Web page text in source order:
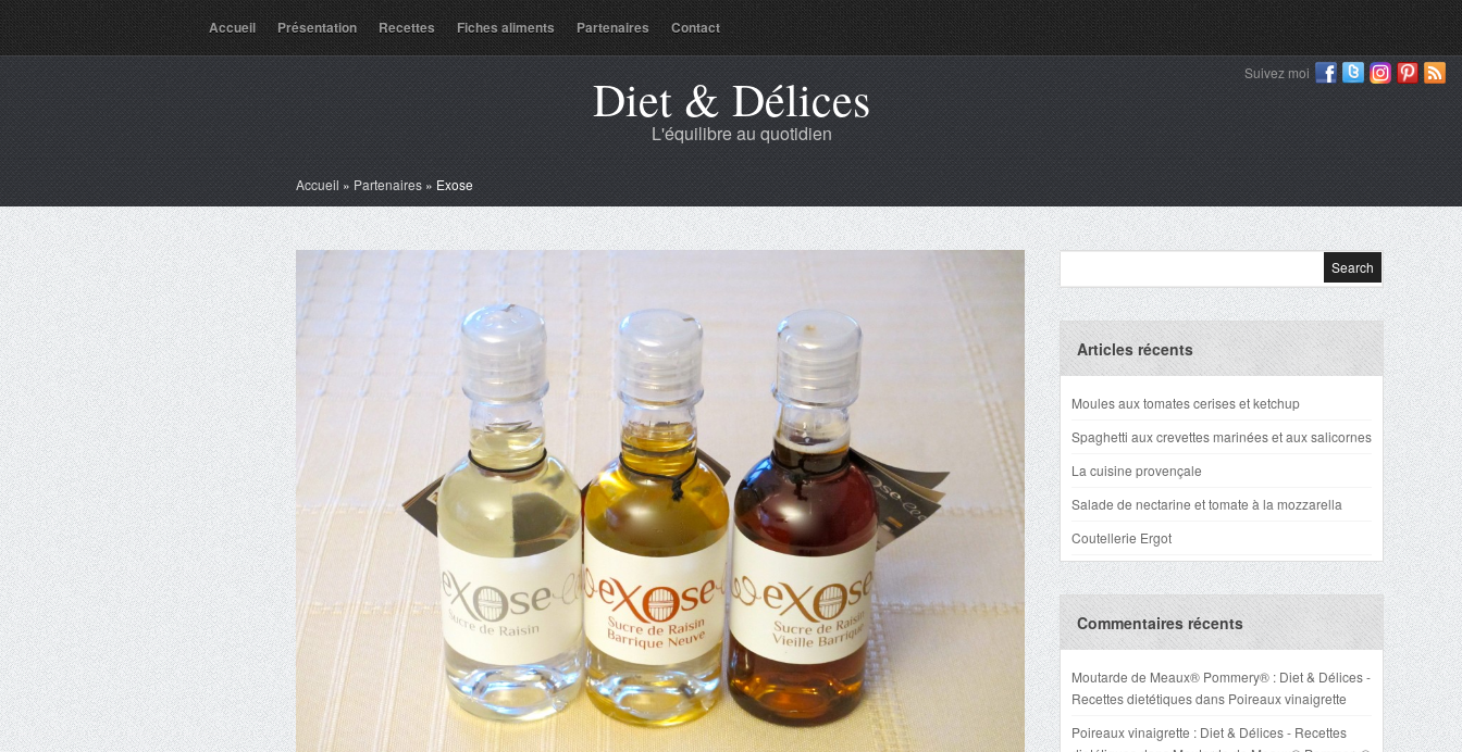
Accueil Présentation Recettes Fiches aliments Partenaires Contact
Suivez moi
Diet & Délices
L'équilibre au quotidien
Accueil » Partenaires » Exose
Articles récents
Moules aux tomates cerises et ketchup
Spaghetti aux crevettes marinées et aux salicornes
La cuisine provençale
Salade de nectarine et tomate à la mozzarella
Coutellerie Ergot
Commentaires récents
Moutarde de Meaux® Pommery® : Diet & Délices -
Recettes dietétiquesdans Poireaux vinaigrette
Poireaux vinaigrette : Diet & Délices - Recettes